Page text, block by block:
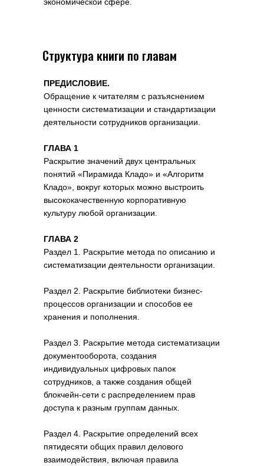
ПРЕДИСЛОВИЕ.
Обращение к читателям с разъяснением
ценности систематизации и стандартизации
деятельности сотрудников организации.
ГЛАВА 1
Раскрытие значений двух центральных
понятий «Пирамида Кладо» и «Алгоритм
Кладо», вокруг которых можно выстроить
высококачественную корпоративную
культуру любой организации.
ГЛАВА 2
Раздел 1. Раскрытие метода по описанию и
систематизации деятельности организации.
Раздел 2. Раскрытие библиотеки бизнес-
процессов организации и способов ее
хранения и пополнения.
Раздел 3. Раскрытие метода систематизации
документооборота, создания
индивидуальных цифровых папок
сотрудников, а также создания общей
блокчейн-сети с распределением прав
доступа к разным группам данных.
Раздел 4. Раскрытие определений всех
пятидесяти общих правил делового
взаимодействия, включая правила
Структура книги по главам